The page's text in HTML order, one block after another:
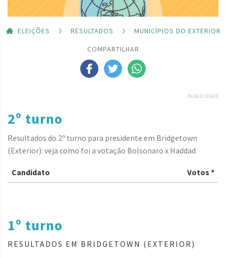
ELEIÇÕES RESULTADOS
MUNICÍPIOS DO EXTERIOR
COMPARTILHAR
PUBLICIDADE
2º turno
Resultados do 2º turno para presidente em Bridgetown
(Exterior): veja como foi a votação Bolsonaro x Haddad
Candidato Votos *
1º turno
RESULTADOS EM BRIDGETOWN (EXTERIOR)